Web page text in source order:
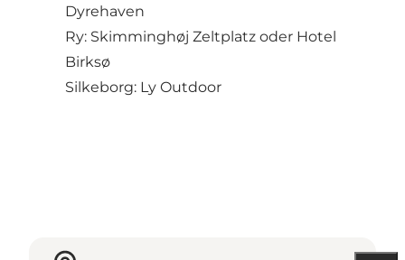
Dyrehaven
Ry: Skimminghøj Zeltplatz oder Hotel
Birksø
Silkeborg: Ly Outdoor